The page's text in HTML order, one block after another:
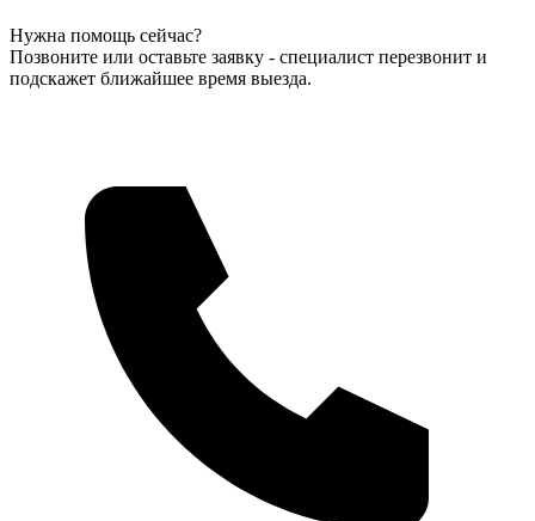
Нужна помощь сейчас?
Позвоните или оставьте заявку - специалист перезвонит и
подскажет ближайшее время выезда.